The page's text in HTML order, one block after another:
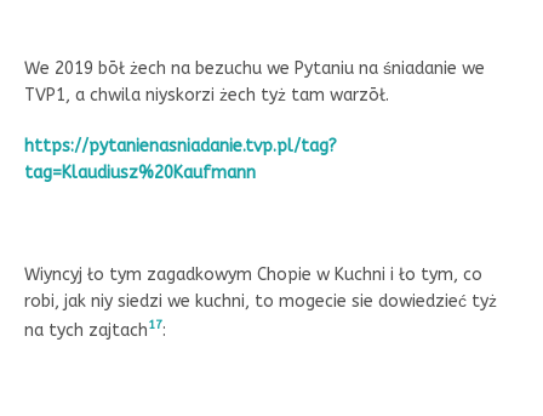
We 2019 bōł żech na bezuchu we Pytaniu na śniadanie we
TVP1, a chwila niyskorzi żech tyż tam warzōł.
https://pytanienasniadanie.tvp.pl/tag?
tag=Klaudiusz%20Kaufmann
Wiyncyj ło tym zagadkowym Chopie w Kuchni i ło tym, co
robi, jak niy siedzi we kuchni, to mogecie sie dowiedzieć tyż
na tych zajtach17: